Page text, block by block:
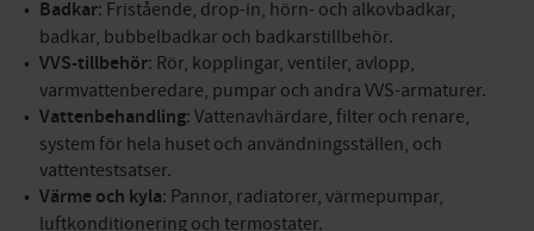
Badkar: Fristående, drop-in, hörn- och alkovbadkar,
badkar, bubbelbadkar och badkarstillbehör.
VVS-tillbehör: Rör, kopplingar, ventiler, avlopp,
varmvattenberedare, pumpar och andra VVS-armaturer.
Vattenbehandling: Vattenavhärdare, filter och renare,
system för hela huset och användningsställen, och
vattentestsatser.
Värme och kyla: Pannor, radiatorer, värmepumpar,
luftkonditionering och termostater.